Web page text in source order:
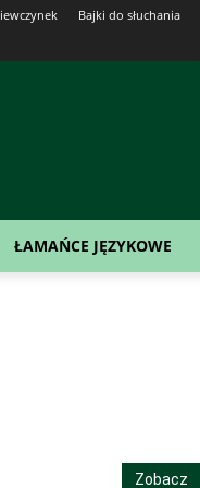
Bajki do słuchania
ŁAMAŃCE JĘZYKOWE
Zobacz